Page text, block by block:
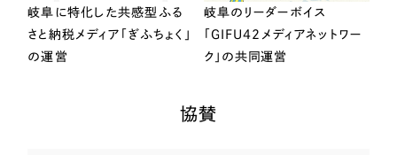
岐阜に特化した共感型ふる
さと納税メディア「ぎふちょく」
の運営
岐阜のリーダーボイス
「GIFU42メディアネットワー
ク」の共同運営
協賛